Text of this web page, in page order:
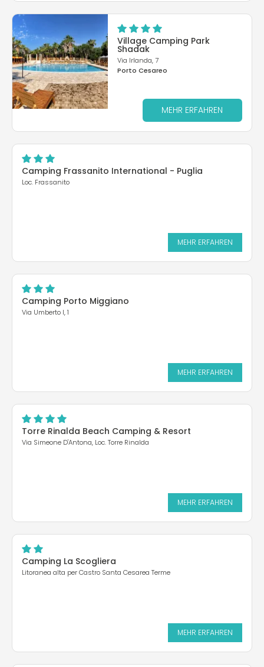
Village Camping Park
Shadak
Via Irlanda, 7
Porto Cesareo
MEHR ERFAHREN
Camping Frassanito International - Puglia
Loc. Frassanito
MEHR ERFAHREN
Camping Porto Miggiano
Via Umberto I, 1
MEHR ERFAHREN
Torre Rinalda Beach Camping & Resort
Via Simeone D'Antona, Loc. Torre Rinalda
MEHR ERFAHREN
Camping La Scogliera
Litoranea alta per Castro Santa Cesarea Terme
MEHR ERFAHREN